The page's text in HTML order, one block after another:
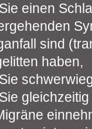
einen
sind
haben,